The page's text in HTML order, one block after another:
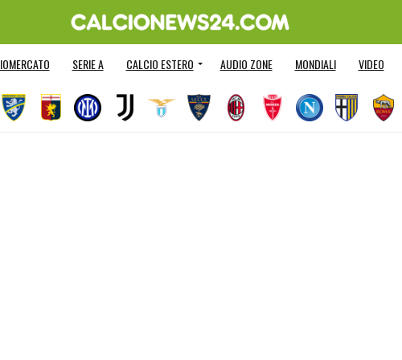
SERIE A CALCIO ESTERO AUDIO ZONE MONDIALI VIDEO